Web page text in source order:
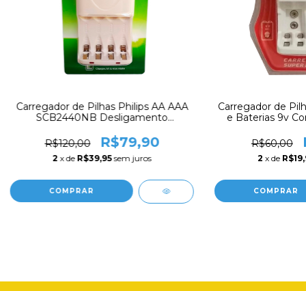
Carregador de Pilhas Philips AA AAA
SCB2440NB Desligamento
R$120,00
R$79,90
2 x de R$39,95 sem juros
Carregador de
e Baterias 9v
R$60,00
2 x de